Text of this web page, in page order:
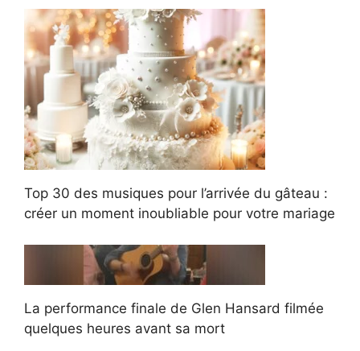
Top 30 des musiques pour l’arrivée du gâteau :
créer un moment inoubliable pour votre mariage
La performance finale de Glen Hansard filmée
quelques heures avant sa mort